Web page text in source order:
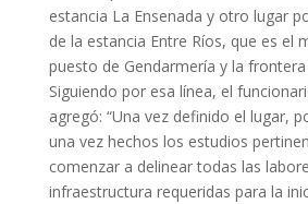
estancia La Ensenada y otro lugar
de la estancia Entre Ríos, que es el
puesto de Gendarmería y la frontera
Siguiendo por esa línea, el
agregó: “Una vez definido el lugar,
una vez hechos los estudios
comenzar a delinear todas las
infraestructura requeridas para la